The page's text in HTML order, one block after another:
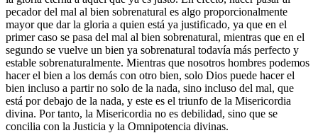
pecador del mal al bien sobrenatural es algo proporcionalmente
mayor que dar la gloria a quien está ya justificado, ya que en el
primer caso se pasa del mal al bien sobrenatural, mientras que en el
segundo se vuelve un bien ya sobrenatural todavía más perfecto y
estable sobrenaturalmente. Mientras que nosotros hombres podemos
hacer el bien a los demás con otro bien, solo Dios puede hacer el
bien incluso a partir no solo de la nada, sino incluso del mal, que
está por debajo de la nada, y este es el triunfo de la Misericordia
divina. Por tanto, la Misericordia no es debilidad, sino que se
concilia con la Justicia y la Omnipotencia divinas.